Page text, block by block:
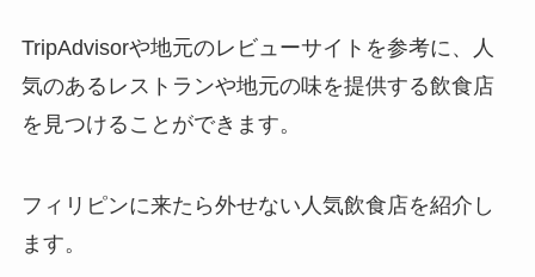
TripAdvisorや地元のレビューサイトを参考に、人
気のあるレストランや地元の味を提供する飲食店
を見つけることができます。
フィリピンに来たら外せない人気飲食店を紹介し
ます。